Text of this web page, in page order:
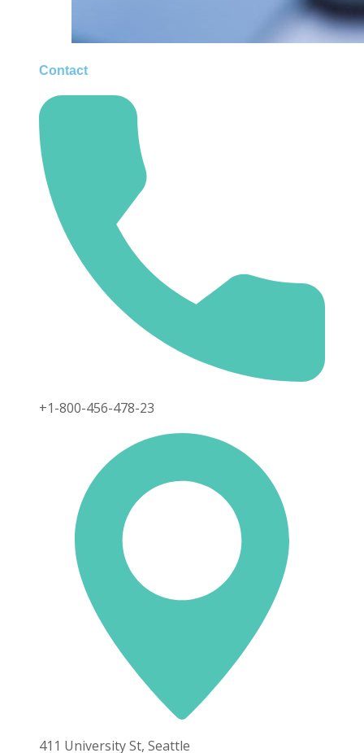
Contact
+1-800-456-478-23
411 University St, Seattle